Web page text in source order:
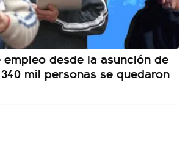
desde la asunción de
mil personas se quedaron